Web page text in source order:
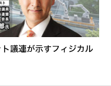
議連が示すフィジカル